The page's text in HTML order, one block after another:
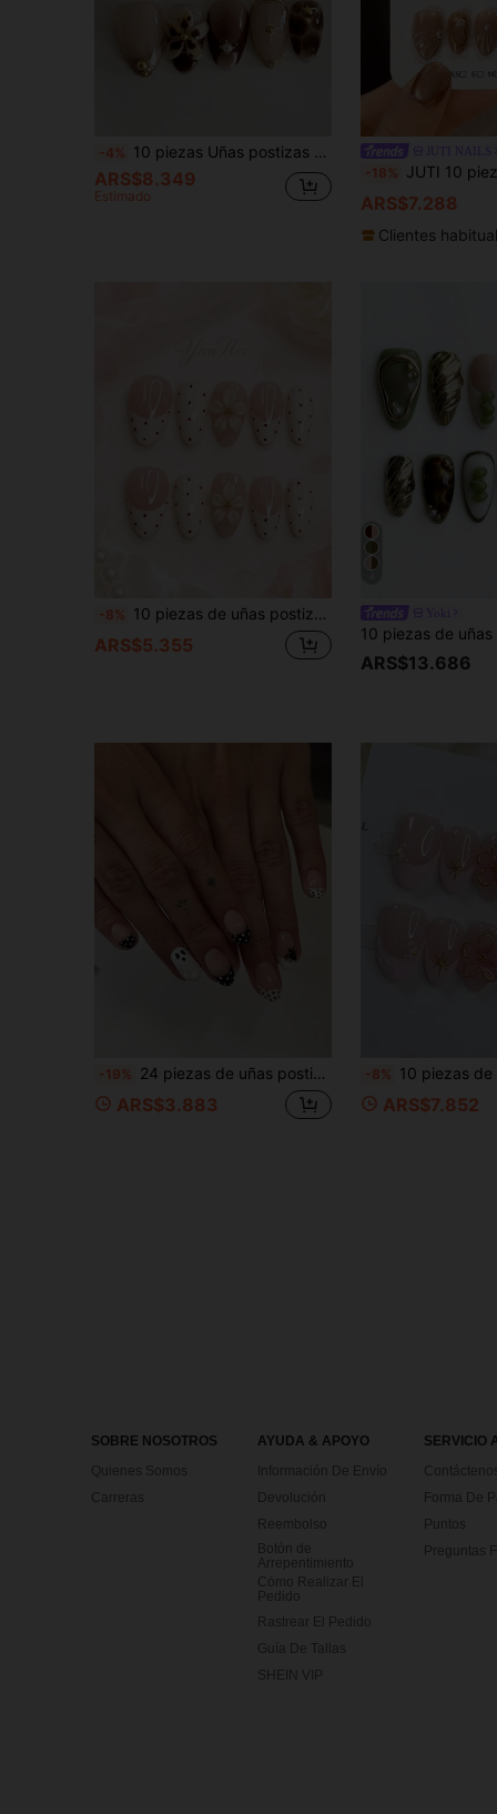
-4% 10 piezas Uñas postizas Y2K de forma almendrada corta con diseño 3D tallado, estampado marrón y dorado, estilo francés hecho a mano, base color nude, Mocha Mousse
ARS$8.349
Estimado
-18% JUTI 10 piezas de puntas de uñas cortas con forma de almendra hechas a mano | Color base nude, decoradas
ARS$7.288
Clientes
-8% 10 piezas de uñas postizas ovaladas medianas hechas a mano, punta francesa en color crema nude con pequeños lunares rojos y flores 3D en color crema blanco con centros de cuentas doradas, set de uñas postizas reutilizables suaves, dulces y románticas, adecuadas para citas, bodas y manicura diaria
ARS$5.355
ARS$13.686
-19% 24 piezas de uñas postizas cortas con forma de almendra, diseño de Halloween en blanco y negro con ondas, puntos, estilo francés, gotas de fantasma, uñas de acrílico con presión, gel, set de uñas (incluye: 1 pieza de pegamento de gelatina y 1 lima de uñas), adecuadas para citas diarias de mujeres
ARS$3.883
-8% 10 piezas de uñas postizas de corte almendrado, de estilo francés, con flores pequeñas y lindas de color rosa con
ARS$7.852
SOBRE NOSOTROS
Quienes Somos
Carreras
AYUDA & APOYO
Información De Envío
Devolución
Reembolso
Botón de
Arrepentimiento
Cómo Realizar El
Pedido
Rastrear El Pedido
Guía De Tallas
SHEIN VIP
SERVICIO
Contáctenos
Forma De
Puntos
Preguntas